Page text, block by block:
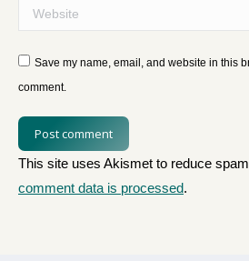
Website
Save my name, email, and website in this
comment.
Post comment
This site uses Akismet to reduce
comment data is processed.